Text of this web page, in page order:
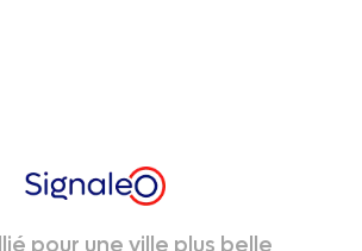
pour une ville plus belle